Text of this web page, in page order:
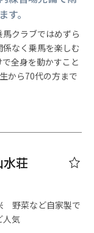
。
クラブではめずら
なく乗馬を楽しむ
全身を動かすこと
から70代の方まで
荘
野菜など自家製で
気